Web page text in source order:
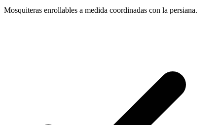
Mosquiteras enrollables a medida coordinadas con la persiana.